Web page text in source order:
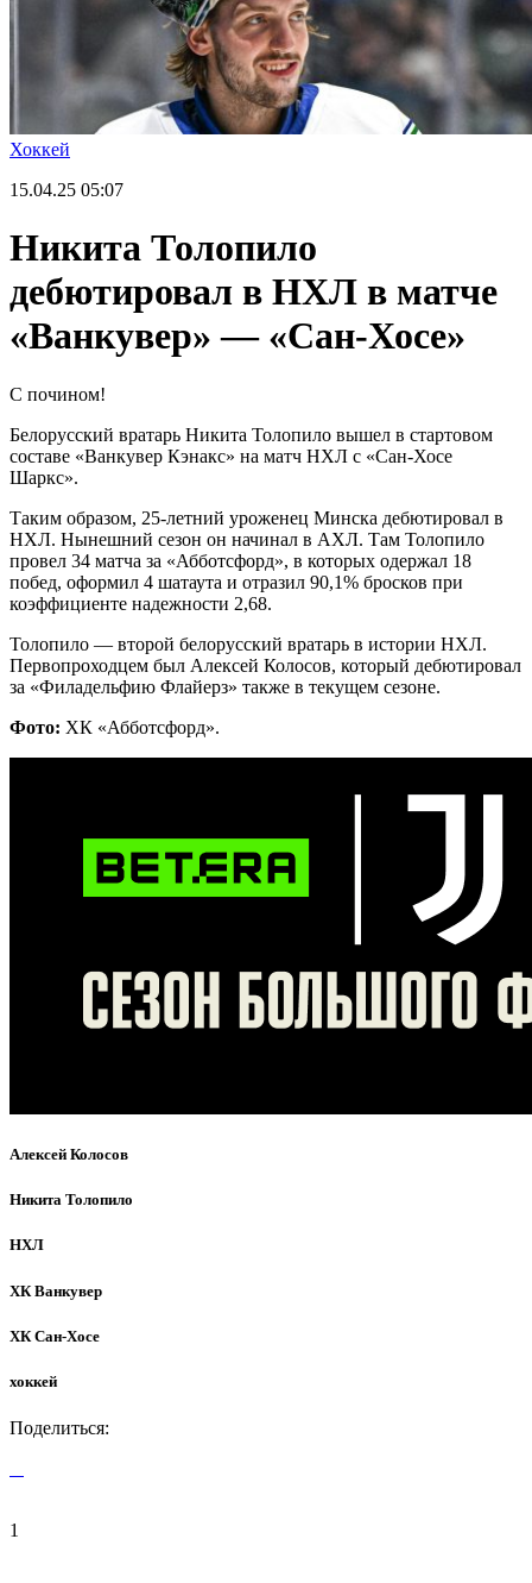
Хоккей
15.04.25 05:07
Никита Толопило
дебютировал в НХЛ в матче
«Ванкувер» — «Сан-Хосе»
С почином!
Белорусский вратарь Никита Толопило вышел в стартовом
составе «Ванкувер Кэнакс» на матч НХЛ с «Сан-Хосе
Шаркс».
Таким образом, 25-летний уроженец Минска дебютировал в
НХЛ. Нынешний сезон он начинал в АХЛ. Там Толопило
провел 34 матча за «Абботсфорд», в которых одержал 18
побед, оформил 4 шатаута и отразил 90,1% бросков при
коэффициенте надежности 2,68.
Толопило — второй белорусский вратарь в истории НХЛ.
Первопроходцем был Алексей Колосов, который дебютировал
за «Филадельфию Флайерз» также в текущем сезоне.
Фото: ХК «Абботсфорд».
Алексей Колосов
Никита Толопило
НХЛ
ХК Ванкувер
ХК Сан-Хосе
хоккей
Поделиться:
1